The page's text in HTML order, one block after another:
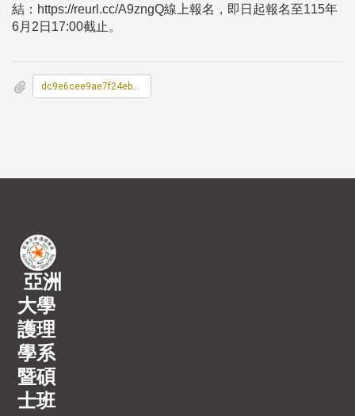
結：https://reurl.cc/A9zngQ線上報名，即日起報名至115年
6月2日17:00截止。
dc9e6cee9ae7f24ebea53c200e4bb789_1152002314-1.pdf
亞洲
大學
護理
學系
暨碩
士班